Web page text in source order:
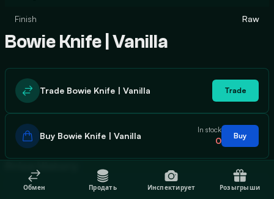
Finish Raw
Bowie Knife | Vanilla
Trade Bowie Knife | Vanilla Trade
Buy Bowie Knife | Vanilla
In stock
0 Buy
Price History
Обмен Продать Инспектирует Розыгрыши